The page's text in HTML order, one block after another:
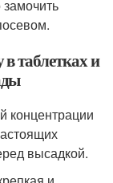
таблетках и
концентрации
высадкой.